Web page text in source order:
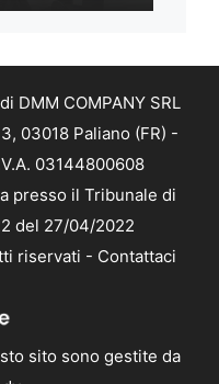
DMM COMPANY SRL
03018 Paliano (FR) -
03144800608
presso il Tribunale di
del 27/04/2022
riservati - Contattaci
sito sono gestite da